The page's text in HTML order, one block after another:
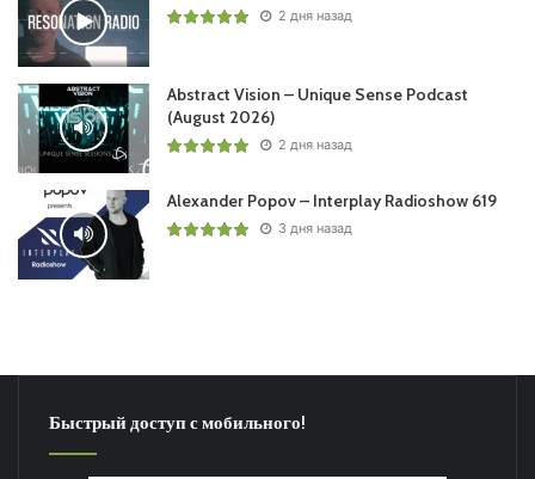
2 дня назад
Abstract Vision – Unique Sense Podcast
(August 2026)
2 дня назад
Alexander Popov – Interplay Radioshow 619
3 дня назад
Быстрый доступ с мобильного!